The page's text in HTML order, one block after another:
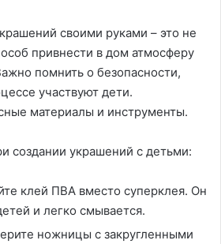
своими руками – это не
привнести в дом атмосферу
помнить о безопасности,
участвуют дети.
материалы и инструменты.
создании украшений с детьми:
клей ПВА вместо суперклея. Он
и легко смывается.
ножницы с закругленными